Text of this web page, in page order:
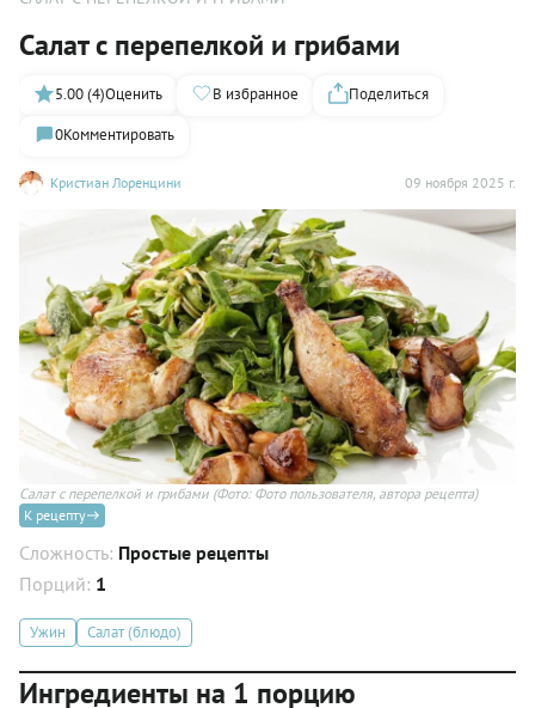
Салат с перепелкой и грибами
Кристиан Лоренцини 09 ноября 2025 г.
5.00 (4)Оценить В избранное
Поделиться
0Комментировать
Салат с перепелкой и грибами (Фото: Фото пользователя, автора рецепта)
К рецепту
Сложность: Простые рецепты
Порций: 1
Ужин Салат (блюдо)
Ингредиенты на 1 порцию